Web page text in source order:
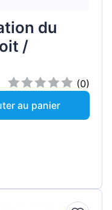
du
/
(0)
au panier